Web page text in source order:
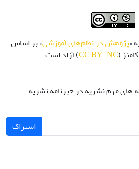
«پژوهش در نظام‌های آموزشی» بر اساس
(
CC BY-NC) آزاد است.
های مهم نشریه در خبرنامه نشریه
اشتراک